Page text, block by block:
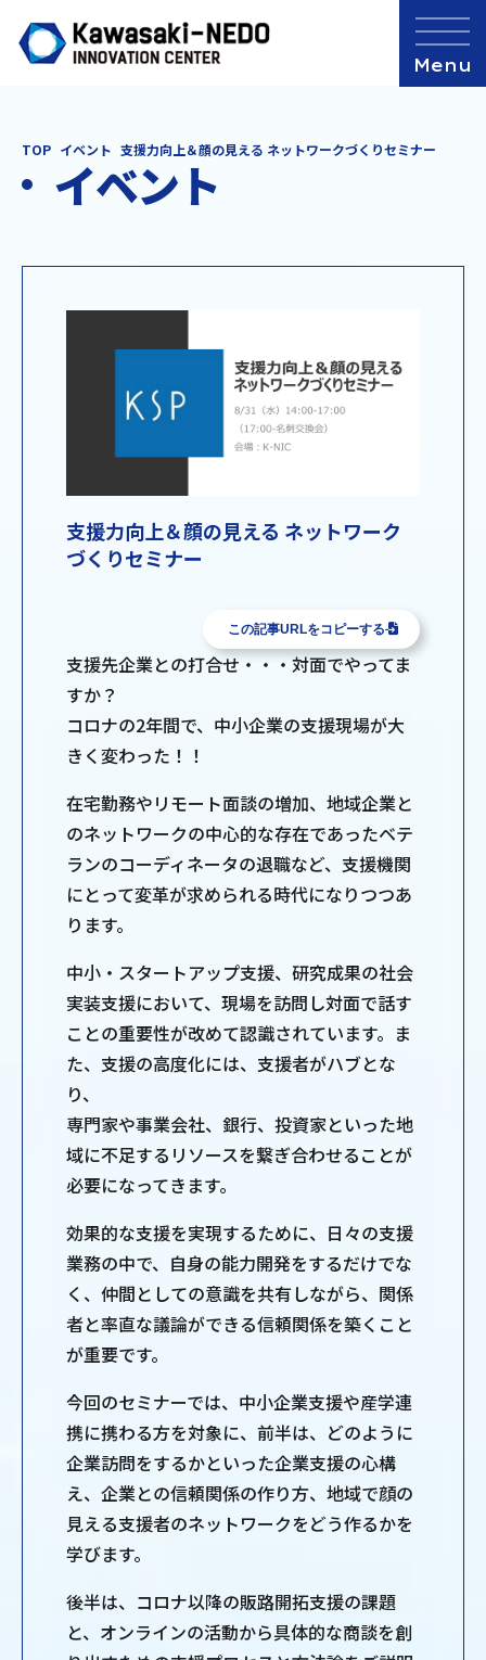
TOP イベント 支援力向上＆顔の見える ネットワークづくりセミナー
イベント
支援力向上＆顔の見える ネットワーク
づくりセミナー
この記事URLをコピーする
支援先企業との打合せ・・・対面でやってま
すか？
コロナの2年間で、中小企業の支援現場が大
きく変わった！！
在宅勤務やリモート面談の増加、地域企業と
のネットワークの中心的な存在であったベテ
ランのコーディネータの退職など、支援機関
にとって変革が求められる時代になりつつあ
ります。
中小・スタートアップ支援、研究成果の社会
実装支援において、現場を訪問し対面で話す
ことの重要性が改めて認識されています。ま
た、支援の高度化には、支援者がハブとな
り、
専門家や事業会社、銀行、投資家といった地
域に不足するリソースを繋ぎ合わせることが
必要になってきます。
効果的な支援を実現するために、日々の支援
業務の中で、自身の能力開発をするだけでな
く、仲間としての意識を共有しながら、関係
者と率直な議論ができる信頼関係を築くこと
が重要です。
今回のセミナーでは、中小企業支援や産学連
携に携わる方を対象に、前半は、どのように
企業訪問をするかといった企業支援の心構
え、企業との信頼関係の作り方、地域で顔の
見える支援者のネットワークをどう作るかを
学びます。
後半は、コロナ以降の販路開拓支援の課題
と、オンラインの活動から具体的な商談を創